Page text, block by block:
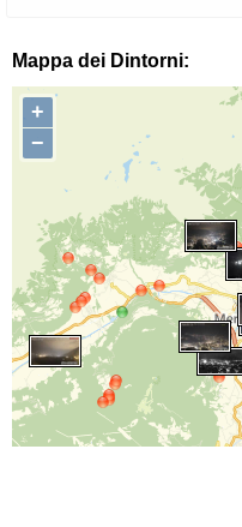
Mappa dei Dintorni:
+
−